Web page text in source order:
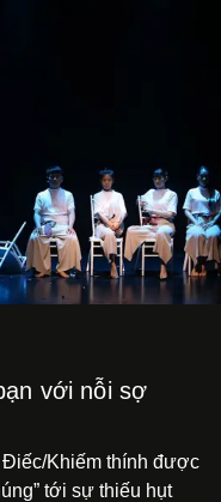
với nỗi sợ
Khiếm thính được
tới sự thiếu hụt